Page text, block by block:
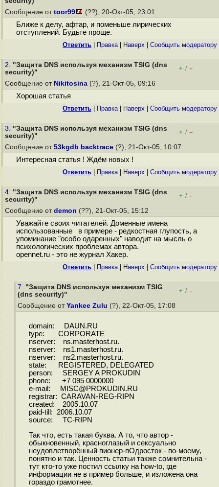
Сообщение от toor99 (??), 20-Окт-05, 23:01
Ближе к делу, афтар, и поменьше лирических
отступлений. Будьте проще.
Ответить Правка| Наверх Cообщить модератору
2. "Защита DNS используя механизм TSIG (dns
security)"
+ / –
Сообщение от Nikitosina (?), 21-Окт-05, 09:16
Хорошая статья
Ответить Правка| Наверх Cообщить модератору
3. "Защита DNS используя механизм TSIG (dns
security)"
+ / –
Сообщение от 53kgdb backtrace (?), 21-Окт-05, 10:07
Интересная статья ! Ждём новых !
Ответить Правка| Наверх Cообщить модератору
4. "Защита DNS используя механизм TSIG (dns
security)"
+ / –
Сообщение от demon (??), 21-Окт-05, 15:12
Уважайте своих читателей. Доменные имена
использованные в примере - редкостная глупость, а
упоминание "особо одаренных" наводит на мысль о
психологических проблемах автора.
opennet.ru - это не журнал Хакер.
Ответить Правка| Наверх Cообщить модератору
7. "Защита DNS используя механизм TSIG
(dns security)"
+ / –
Сообщение от Yankee Zulu (?), 22-Окт-05, 17:08
domain: DAUN.RU
type: CORPORATE
nserver: ns.masterhost.ru.
nserver: ns1.masterhost.ru.
nserver: ns2.masterhost.ru.
state: REGISTERED, DELEGATED
person: SERGEY A PROKUDIN
phone: +7 095 0000000
e-mail: MISC@PROKUDIN.RU
registrar: CARAVAN-REG-RIPN
created: 2005.10.07
paid-till: 2006.10.07
source: TC-RIPN
Так что, есть такая буква. А то, что автор -
обыкновенный, красноглазый и сексуально
неудовлетворённый пионер-пОдросток - по-моему,
понятно и так. Ценность статьи также сомнительна -
тут кто-то уже постил ссылку на how-to, где
информации не в пример больше, и изложена она
гораздо грамотнее.